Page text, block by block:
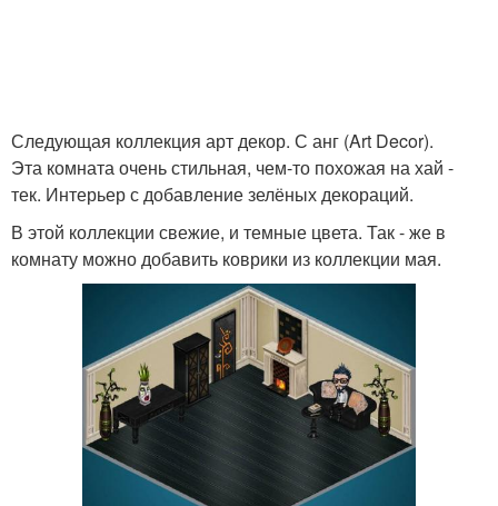
Следующая коллекция арт декор. С анг (Art Decor).
Эта комната очень стильная, чем-то похожая на хай -
тек. Интерьер с добавление зелёных декораций.
В этой коллекции свежие, и темные цвета. Так - же в
комнату можно добавить коврики из коллекции мая.